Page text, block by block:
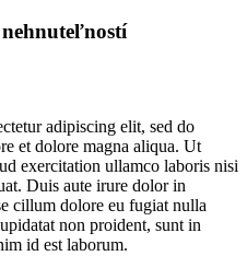
nehnuteľností
adipiscing elit, sed do
et dolore magna aliqua. Ut
exercitation ullamco laboris nisi
Duis aute irure dolor in
cillum dolore eu fugiat nulla
non proident, sunt in
id est laborum.